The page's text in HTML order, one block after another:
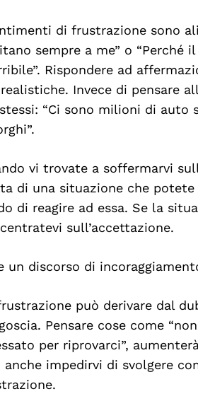
di frustrazione sono
sempre a me” o “Perché
Rispondere ad
Invece di pensare
“Ci sono milioni di auto
vi trovate a soffermarvi
di una situazione che
di reagire ad essa. Se la
sull’accettazione.
un discorso di
può derivare dal
Pensare cose come
per riprovarci”,
anche impedirvi di svolgere